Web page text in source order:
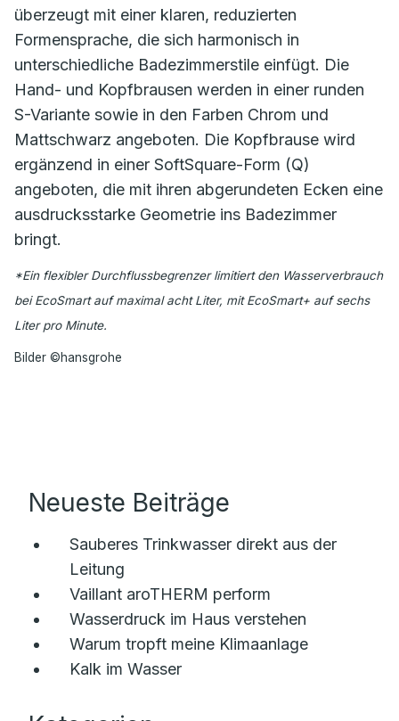
überzeugt mit einer klaren, reduzierten
Formensprache, die sich harmonisch in
unterschiedliche Badezimmerstile einfügt. Die
Hand- und Kopfbrausen werden in einer runden
S-Variante sowie in den Farben Chrom und
Mattschwarz angeboten. Die Kopfbrause wird
ergänzend in einer SoftSquare-Form (Q)
angeboten, die mit ihren abgerundeten Ecken eine
ausdrucksstarke Geometrie ins Badezimmer
bringt.
*Ein flexibler Durchflussbegrenzer limitiert den Wasserverbrauch
bei EcoSmart auf maximal acht Liter, mit EcoSmart+ auf sechs
Liter pro Minute.
Bilder ©hansgrohe
Neueste Beiträge
Sauberes Trinkwasser direkt aus der
Leitung
Vaillant aroTHERM perform
Wasserdruck im Haus verstehen
Warum tropft meine Klimaanlage
Kalk im Wasser